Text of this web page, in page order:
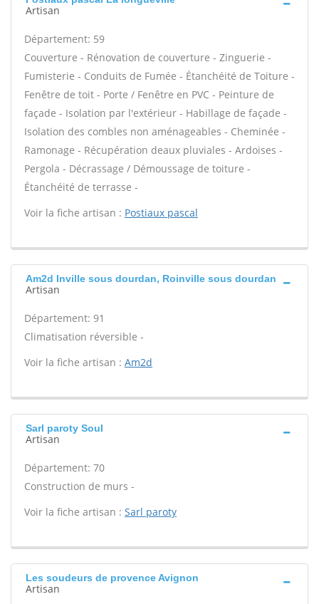
Artisan
Département: 59
Couverture - Rénovation de couverture - Zinguerie -
Fumisterie - Conduits de Fumée - Étanchéité de Toiture -
Fenêtre de toit - Porte / Fenêtre en PVC - Peinture de
façade - Isolation par l'extérieur - Habillage de façade -
Isolation des combles non aménageables - Cheminée -
Ramonage - Récupération deaux pluviales - Ardoises -
Pergola - Décrassage / Démoussage de toiture -
Étanchéité de terrasse -
Voir la fiche artisan : Postiaux pascal
Am2d Inville sous dourdan, Roinville sous dourdan
Artisan
Département: 91
Climatisation réversible -
Voir la fiche artisan : Am2d
Sarl paroty Soul
Artisan
Département: 70
Construction de murs -
Voir la fiche artisan : Sarl paroty
Les soudeurs de provence Avignon
Artisan